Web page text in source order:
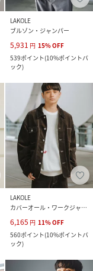
LAKOLE
ブルゾン・ジャンパー
5,931 円 15%OFF
539ポイント(10%ポイントバ
ック)
LAKOLE
カバーオール・ワークジャケット
6,165 円 11%OFF
560ポイント(10%ポイントバ
ック)